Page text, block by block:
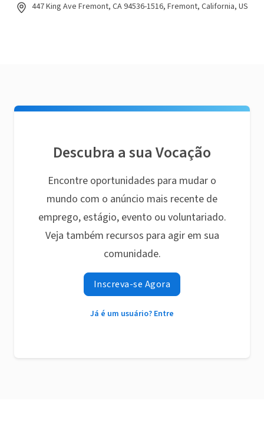
447 King Ave Fremont, CA 94536-1516, Fremont, California, US
Descubra a sua Vocação
Encontre oportunidades para mudar o
mundo com o anúncio mais recente de
emprego, estágio, evento ou voluntariado.
Veja também recursos para agir em sua
comunidade.
Inscreva-se Agora
Já é um usuário? Entre